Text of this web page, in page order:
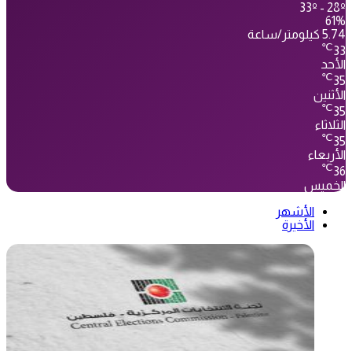
33º - 28º
61%
5.74 كيلومتر/ساعة
33
℃
الأحد
35
℃
الأثنين
35
℃
الثلاثاء
35
℃
الأربعاء
36
℃
الخميس
الأشهر
الأخيرة